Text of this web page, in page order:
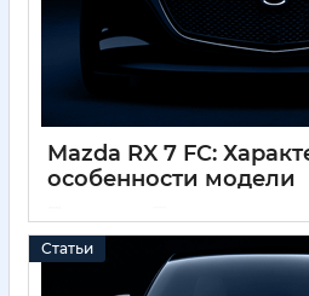
Mazda RX 7 FC:
особенности модели
Статьи